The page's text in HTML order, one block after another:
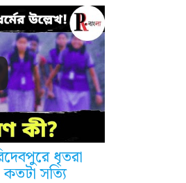
ধৃতরা
কতটা সত্যি